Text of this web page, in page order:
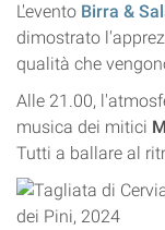
L'evento Birra &
dimostrato
qualità che
Alle 21.00,
musica dei mitici
Tutti a ballare al